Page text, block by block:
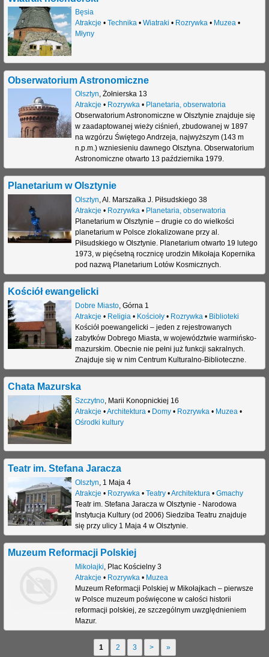
Bęsia
Atrakcje • Technika• Wiatraki • Rozrywka• Muzea•
Młyny
Obserwatorium Astronomiczne
Olsztyn, Żołnierska 13
Atrakcje • Rozrywka• Planetaria, obserwatoria
Obserwatorium Astronomiczne w Olsztynie znajduje się
w zaadaptowanej wieży ciśnień, zbudowanej w 1897
na wzgórzu Świętego Andrzeja, najwyższym (143 m
n.p.m.) wzniesieniu dawnego Olsztyna. Obserwatorium
Astronomiczne otwarto 13 października 1979.
Planetarium w Olsztynie
Olsztyn,Al. Marszałka J. Piłsudskiego 38
Atrakcje • Rozrywka• Planetaria, obserwatoria
Planetarium w Olsztynie – drugie co do wielkości
planetarium w Polsce zlokalizowane przy al.
Piłsudskiego w Olsztynie. Planetarium otwarto 19 lutego
1973, w pięćsetną rocznicę urodzin Mikołaja Kopernika
pod nazwą Planetarium Lotów Kosmicznych.
Kościół ewangelicki
Dobre Miasto, Górna 1
Atrakcje • Religia• Kościoły• Rozrywka• Biblioteki
Kościół poewangelicki – jeden z rejestrowanych
zabytków Dobrego Miasta, w województwie warmińsko-
mazurskim. Obecnie nie pełni już funkcji sakralnych.
Znajduje się w nim Centrum Kulturalno-Biblioteczne.
Chata Mazurska
Szczytno, Marii Konopnickiej 16
Atrakcje •Architektura• Domy• Rozrywka• Muzea•
Ośrodki kultury
Teatr im. Stefana Jaracza
Olsztyn, 1 Maja 4
Atrakcje • Rozrywka• Teatry•Architektura• Gmachy
Teatr im. Stefana Jaracza w Olsztynie - Narodowa
Instytucja Kultury (od 2006) Siedziba Teatru znajduje
się przy ulicy 1 Maja 4 w Olsztynie.
Muzeum Reformacji Polskiej
Mikołajki, Plac Kościelny 3
Atrakcje • Rozrywka• Muzea
Muzeum Reformacji Polskiej w Mikołajkach – pierwsze
w Polsce muzeum poświęcone w całości historii
reformacji polskiej, ze szczególnym uwzględnieniem
Mazur.
1 2 3 > »